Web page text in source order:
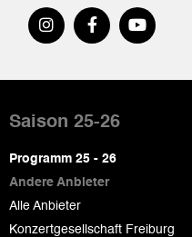
de
page
Saison 25-26
Programm 25 - 26
Andere Anbieter
Alle Anbieter
Konzertgesellschaft Freiburg